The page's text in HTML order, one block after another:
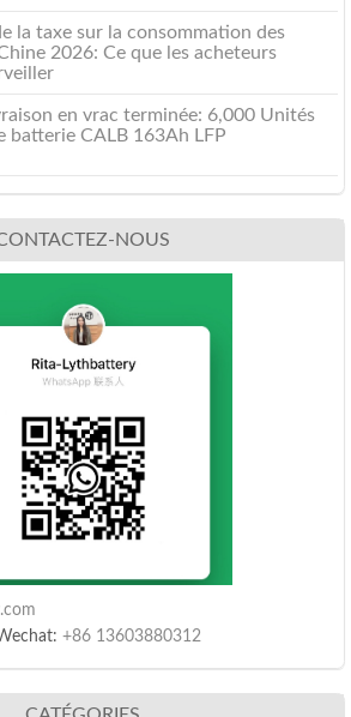
la taxe sur la consommation des
2026: Ce que les acheteurs
en vrac terminée: 6,000 Unités
batterie CALB 163Ah LFP
NOUS
+86 13603880312